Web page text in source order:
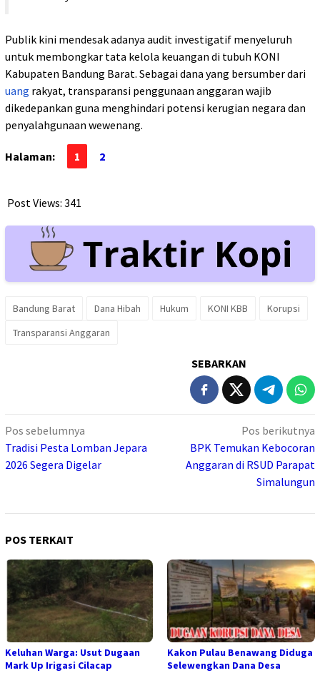
Publik kini mendesak adanya audit investigatif menyeluruh
untuk membongkar tata kelola keuangan di tubuh KONI
Kabupaten Bandung Barat. Sebagai dana yang bersumber dari
uang rakyat, transparansi penggunaan anggaran wajib
dikedepankan guna menghindari potensi kerugian negara dan
penyalahgunaan wewenang.
Halaman: 1 2
Post Views: 341
Bandung Barat Dana Hibah Hukum KONI KBB
Korupsi
Transparansi Anggaran
SEBARKAN
Navigasi
pos
Pos sebelumnya
Tradisi Pesta Lomban Jepara
2026 Segera Digelar
Pos berikutnya
BPK Temukan Kebocoran
Anggaran di RSUD Parapat
Simalungun
POS TERKAIT
Keluhan Warga: Usut Dugaan
Mark Up Irigasi Cilacap
Kakon Pulau Benawang Diduga
Selewengkan Dana Desa